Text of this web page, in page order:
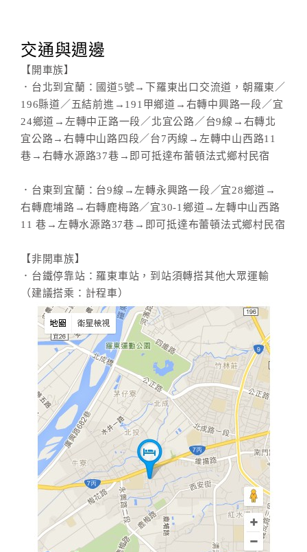
交通與週邊
【開車族】
．台北到宜蘭：國道5號→下羅東出口交流道，朝羅東／
196縣道／五結前進→191甲鄉道→右轉中興路一段／宜
24鄉道→左轉中正路一段／北宜公路／台9線→右轉北
宜公路→右轉中山路四段／台7丙線→左轉中山西路11
巷→右轉水源路37巷→即可抵達布蕾頓法式鄉村民宿
．台東到宜蘭：台9線→左轉永興路一段／宜28鄉道→
右轉鹿埔路→右轉鹿梅路／宜30-1鄉道→左轉中山西路
11 巷→左轉水源路37巷→即可抵達布蕾頓法式鄉村民宿
【非開車族】
．台鐵停靠站：羅東車站，到站須轉搭其他大眾運輸
（建議搭乘：計程車）